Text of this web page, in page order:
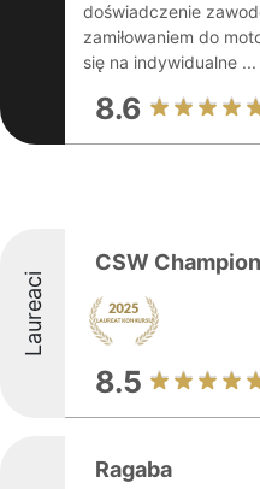
doświadczenie
zamiłowaniem do
się na indywidualne ...
8.6
Laureaci
CSW
8.5
Ragaba